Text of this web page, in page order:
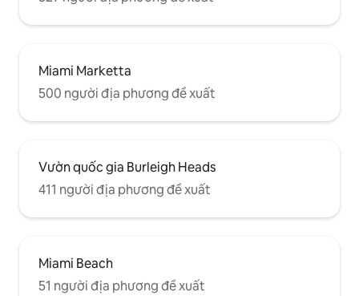
Miami Marketta
500 người địa phương đề xuất
Vườn quốc gia Burleigh Heads
411 người địa phương đề xuất
Miami Beach
51 người địa phương đề xuất